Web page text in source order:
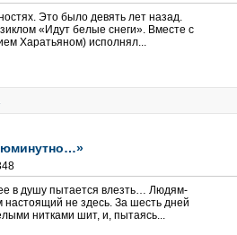
Это было девять лет назад.
«Идут белые снеги». Вместе с
Харатьяном) исполнял...
в душу пытается влезть… Людям-
не здесь. За шесть дней
нитками шит, и, пытаясь...